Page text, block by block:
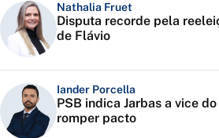
Nathalia Fruet
Disputa recorde pela
de Flávio
Iander Porcella
PSB indica Jarbas a vice
romper pacto